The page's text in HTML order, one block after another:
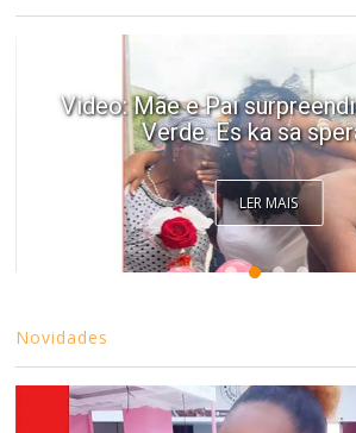
Video: Mãe e Pai
Verde. Es ka sa
LER MAIS
Novidades